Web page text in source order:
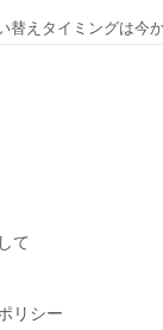
替えタイミングは今
て
リシー